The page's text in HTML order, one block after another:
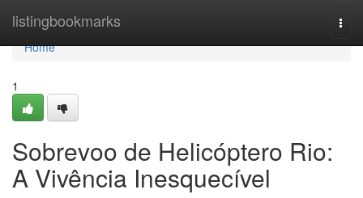
listingbookmarks
Home
Home
1
Sobrevoo de Helicóptero Rio:
A Vivência Inesquecível